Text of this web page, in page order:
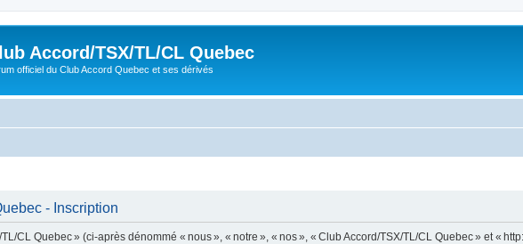
Accord/TSX/TL/CL Quebec
officiel du Club Accord Quebec et ses dérivés
- Inscription
CL Quebec » (ci-après dénommé « nous », « notre », « nos », « Club Accord/TSX/TL/CL Quebec » et «